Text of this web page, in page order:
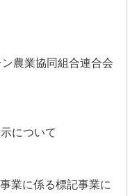
農業協同組合連合会
について
業に係る標記事業に